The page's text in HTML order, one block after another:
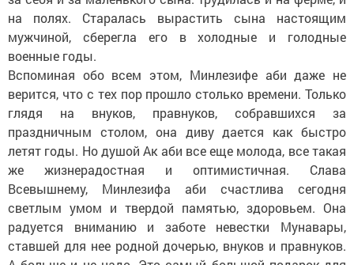
на полях. Старалась вырастить сына настоящим
мужчиной, сберегла его в холодные и голодные
военные годы.
Вспоминая обо всем этом, Минлезифе аби даже не
верится, что с тех пор прошло столько времени. Только
глядя на внуков, правнуков, собравшихся за
праздничным столом, она диву дается как быстро
летят годы. Но душой Ак аби все еще молода, все такая
же жизнерадостная и оптимистичная. Слава
Всевышнему, Минлезифа аби счастлива сегодня
светлым умом и твердой памятью, здоровьем. Она
радуется вниманию и заботе невестки Мунавары,
ставшей для нее родной дочерью, внуков и правнуков.